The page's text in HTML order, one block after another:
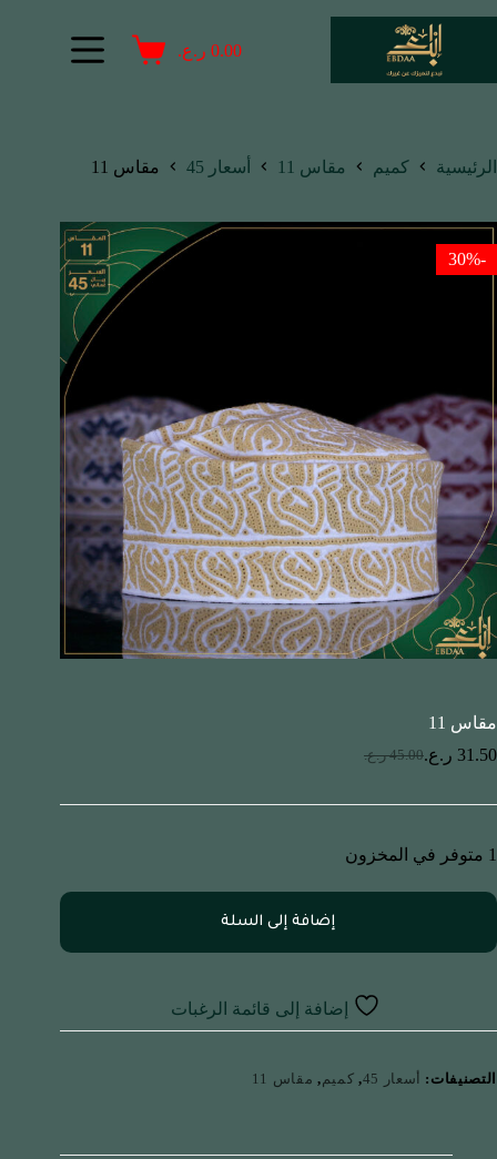
0.00 ر.ع.
الرئيسية كميم مقاس 11 أسعار 45 مقاس 11
-30%
مقاس 11
45.00 ر.ع. 31.50 ر.ع.
1 متوفر في المخزون
إضافة إلى السلة
إضافة إلى قائمة الرغبات
التصنيفات: أسعار 45 , كميم, مقاس 11